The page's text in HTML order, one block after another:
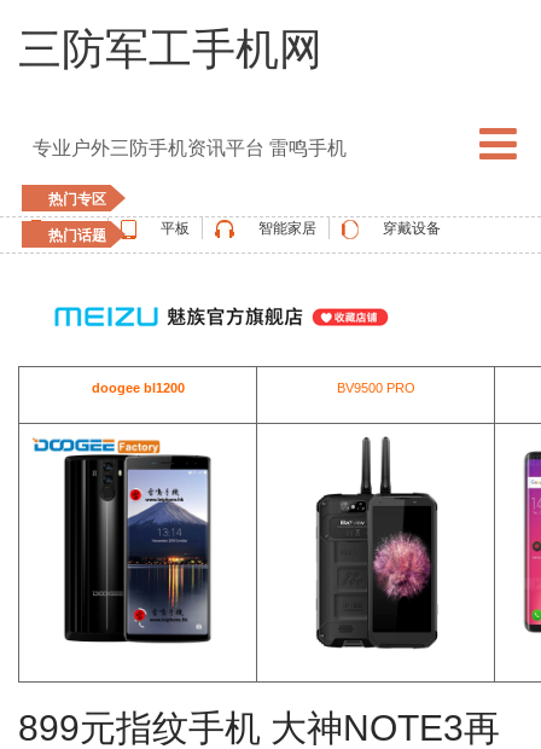
三防军工手机网
专业户外三防手机资讯平台 雷鸣手机
热门专区
手机
平板 智能家居 穿戴设备
热门话题
vernee
doogee bl1200 BV9500 PRO
899元指纹手机 大神NOTE3再